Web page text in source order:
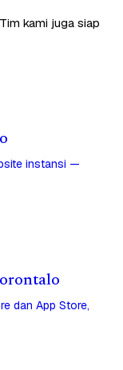
kami juga siap
instansi —
dan App Store,